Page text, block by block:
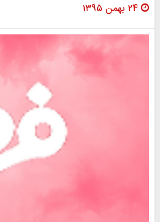
۲۴ بهمن ۱۳۹۵